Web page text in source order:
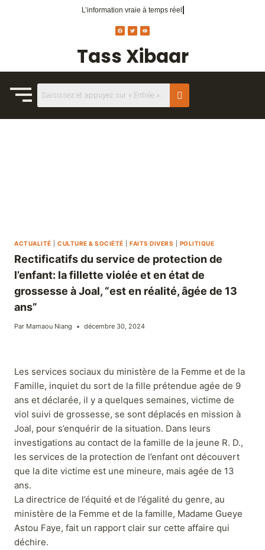
Tass Xibaar
L’information vraie à temps réel.
ACTUALITÉ CULTURE & SOCIÉTÉ FAITS DIVERS POLITIQUE
Rectificatifs du service de protection de
l’enfant: la fillette violée et en état de
grossesse à Joal, “est en réalité, âgée de 13
ans”
Par Mamaou Niang décembre 30, 2024
Les services sociaux du ministère de la Femme et de la
Famille, inquiet du sort de la fille prétendue agée de 9
ans et déclarée, il y a quelques semaines, victime de
viol suivi de grossesse, se sont déplacés en mission à
Joal, pour s’enquérir de la situation. Dans leurs
investigations au contact de la famille de la jeune R. D.,
les services de la protection de l’enfant ont découvert
que la dite victime est une mineure, mais agée de 13
ans.
La directrice de l’équité et de l’égalité du genre, au
ministère de la Femme et de la famille, Madame Gueye
Astou Faye, fait un rapport clair sur cette affaire qui
déchire.